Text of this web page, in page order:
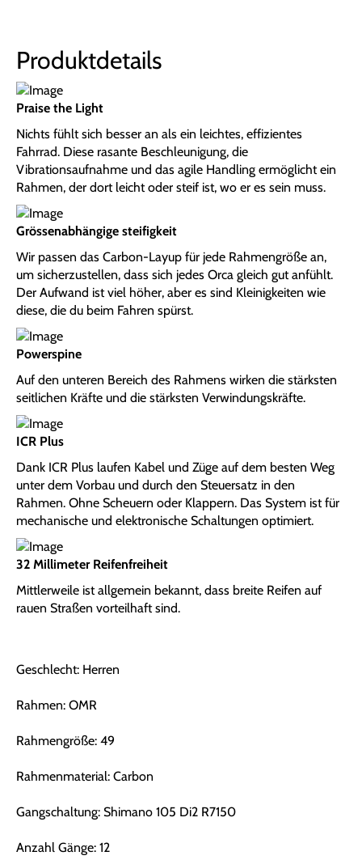
Produktdetails
Praise the Light
Nichts fühlt sich besser an als ein leichtes, effizientes
Fahrrad. Diese rasante Beschleunigung, die
Vibrationsaufnahme und das agile Handling ermöglicht ein
Rahmen, der dort leicht oder steif ist, wo er es sein muss.
Grössenabhängige steifigkeit
Wir passen das Carbon-Layup für jede Rahmengröße an,
um sicherzustellen, dass sich jedes Orca gleich gut anfühlt.
Der Aufwand ist viel höher, aber es sind Kleinigkeiten wie
diese, die du beim Fahren spürst.
Powerspine
Auf den unteren Bereich des Rahmens wirken die stärksten
seitlichen Kräfte und die stärksten Verwindungskräfte.
ICR Plus
Dank ICR Plus laufen Kabel und Züge auf dem besten Weg
unter dem Vorbau und durch den Steuersatz in den
Rahmen. Ohne Scheuern oder Klappern. Das System ist für
mechanische und elektronische Schaltungen optimiert.
32 Millimeter Reifenfreiheit
Mittlerweile ist allgemein bekannt, dass breite Reifen auf
rauen Straßen vorteilhaft sind.
Geschlecht: Herren
Rahmen: OMR
Rahmengröße: 49
Rahmenmaterial: Carbon
Gangschaltung: Shimano 105 Di2 R7150
Anzahl Gänge: 12